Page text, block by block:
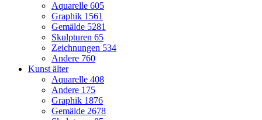
Aquarelle 605
Graphik 1561
Gemälde 5281
Skulpturen 65
Zeichnungen 534
Andere 760
Kunst älter
Aquarelle 408
Andere 175
Graphik 1876
Gemälde 2678